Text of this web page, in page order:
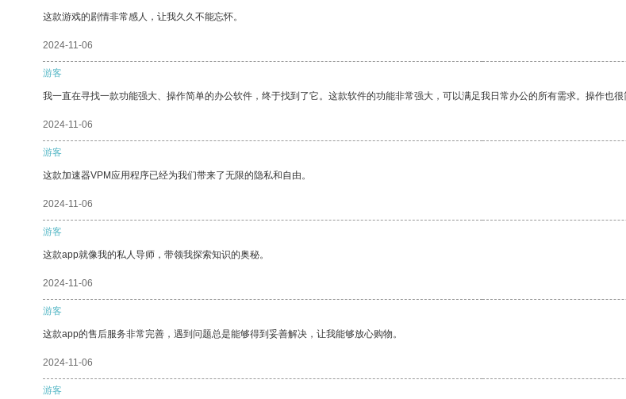
这款游戏的剧情非常感人，让我久久不能忘怀。
2024-11-06
游客
我一直在寻找一款功能强大、操作简单的办公软件，终于找到了它。这款软件的功能非常强大，可以满足我日常办公的所有需求。操作也很
2024-11-06
游客
这款加速器VPM应用程序已经为我们带来了无限的隐私和自由。
2024-11-06
游客
这款app就像我的私人导师，带领我探索知识的奥秘。
2024-11-06
游客
这款app的售后服务非常完善，遇到问题总是能够得到妥善解决，让我能够放心购物。
2024-11-06
游客